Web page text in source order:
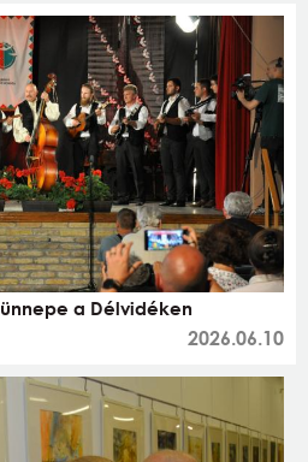
a Délvidéken
2026.06.10